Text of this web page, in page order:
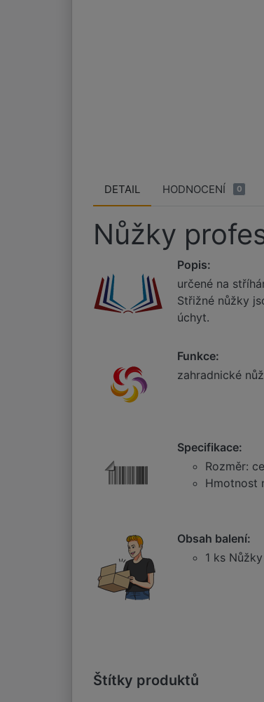
DETAIL HODNOCENÍ 0
Nůžky
Popis:
určené na
Střižné nůžky
úchyt.
Funkce:
zahradnické
Specifikace:
Rozměr:
Hmotnost
Obsah balení:
1 ks
Štítky produktů